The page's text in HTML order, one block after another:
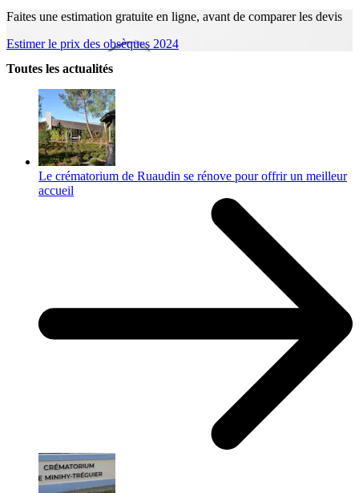
Faites une estimation gratuite en ligne, avant de comparer les devis
Estimer le prix des obsèques 2024
Toutes les actualités
Le crématorium de Ruaudin se rénove pour offrir un meilleur
accueil